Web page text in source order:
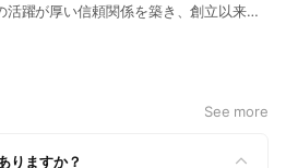
活躍が厚い信頼関係を築き、創立以来の
See more
りますか？